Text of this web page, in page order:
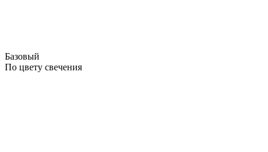
Базовый
По цвету свечения